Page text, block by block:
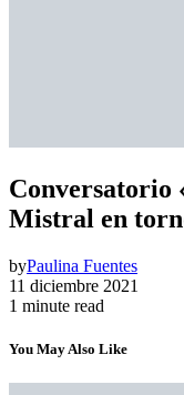
Conversatorio
Mistral en
byPaulina Fuentes
11 diciembre 2021
1 minute read
You May Also Like